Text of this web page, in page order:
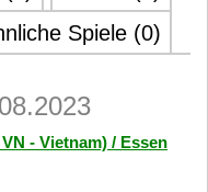
Spiele (0)
- Vietnam) / Essen